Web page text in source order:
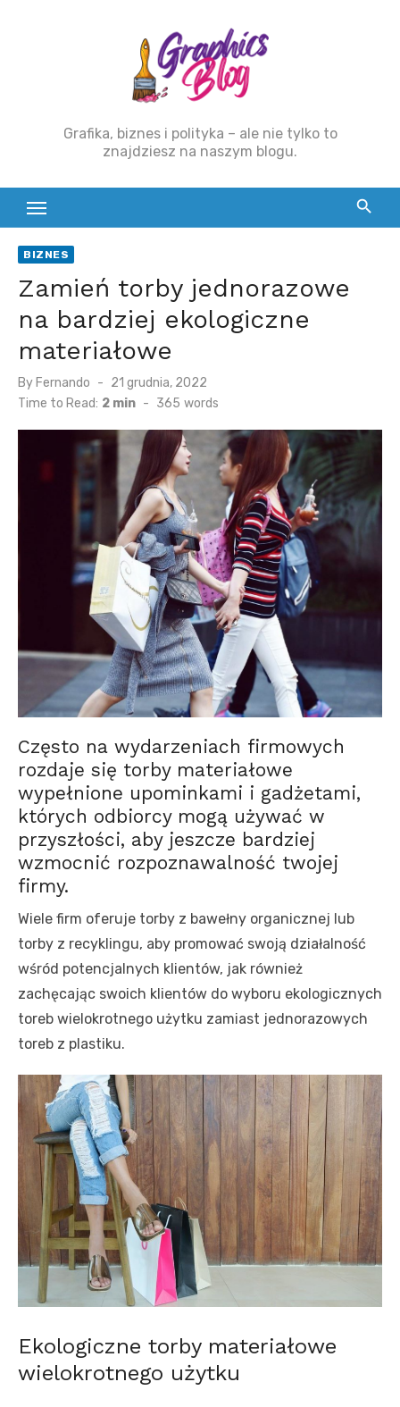
Grafika, biznes i polityka – ale nie tylko to
znajdziesz na naszym blogu.
BIZNES
Zamień torby jednorazowe
na bardziej ekologiczne
materiałowe
By Fernando
Posted
on
21 grudnia, 2022
Time to Read: 2 min - 365 words
Często na wydarzeniach firmowych
rozdaje się torby materiałowe
wypełnione upominkami i gadżetami,
których odbiorcy mogą używać w
przyszłości, aby jeszcze bardziej
wzmocnić rozpoznawalność twojej
firmy.
Wiele firm oferuje torby z bawełny organicznej lub
torby z recyklingu, aby promować swoją działalność
wśród potencjalnych klientów, jak również
zachęcając swoich klientów do wyboru ekologicznych
toreb wielokrotnego użytku zamiast jednorazowych
toreb z plastiku.
Ekologiczne torby materiałowe
wielokrotnego użytku